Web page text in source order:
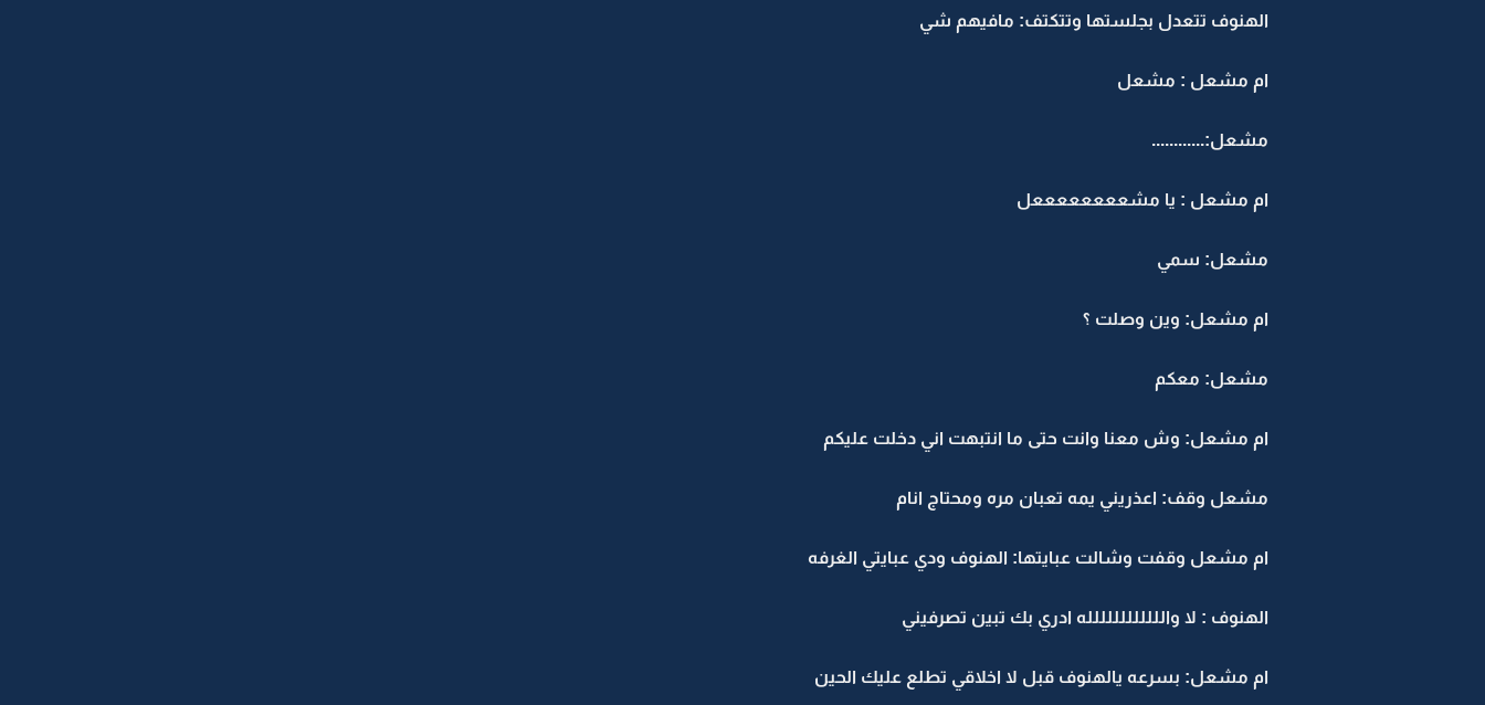
الهنوف تتعدل بجلستها وتتكتف: مافيهم شي
ام مشعل : مشعل
مشعل:............
ام مشعل : يا مشععععععععل
مشعل: سمي
ام مشعل: وين وصلت ؟
مشعل: معكم
ام مشعل: وش معنا وانت حتى ما انتبهت اني دخلت عليكم
مشعل وقف: اعذريني يمه تعبان مره ومحتاج انام
ام مشعل وقفت وشالت عبايتها: الهنوف ودي عبايتي الغرفه
الهنوف : لا والللللللللللله ادري بك تبين تصرفيني
ام مشعل: بسرعه يالهنوف قبل لا اخلاقي تطلع عليك الحين